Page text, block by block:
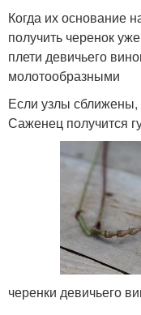
Когда их основание
получить черенок
плети девичьего
молотообразными
Если узлы сближены,
Саженец получится
черенки девичьего